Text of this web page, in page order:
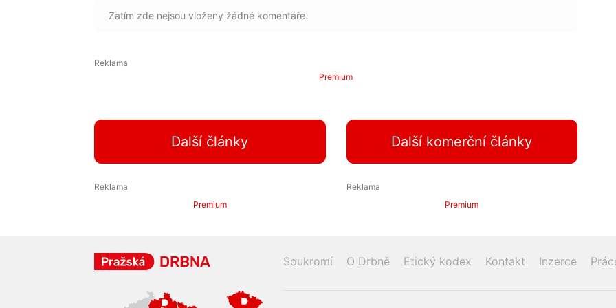
Zatím zde nejsou vloženy žádné komentáře.
Premium
Další články Další komerční články
Premium Premium
Soukromí O Drbně Etický kodex Kontakt Inzerce